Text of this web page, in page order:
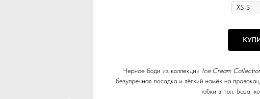
Черное боди из коллекции Ice Cream
безупречная посадка и лёгкий намёк на
юбки в пол. База,